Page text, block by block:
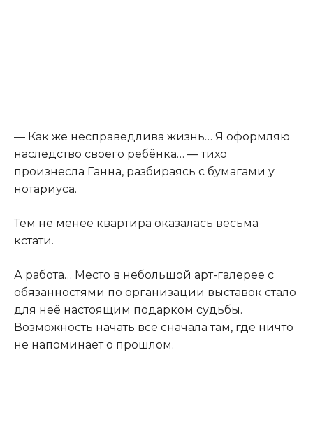
— Как же несправедлива жизнь… Я оформляю
наследство своего ребёнка… — тихо
произнесла Ганна, разбираясь с бумагами у
нотариуса.
Тем не менее квартира оказалась весьма
кстати.
А работа… Место в небольшой арт-галерее с
обязанностями по организации выставок стало
для неё настоящим подарком судьбы.
Возможность начать всё сначала там, где ничто
не напоминает о прошлом.